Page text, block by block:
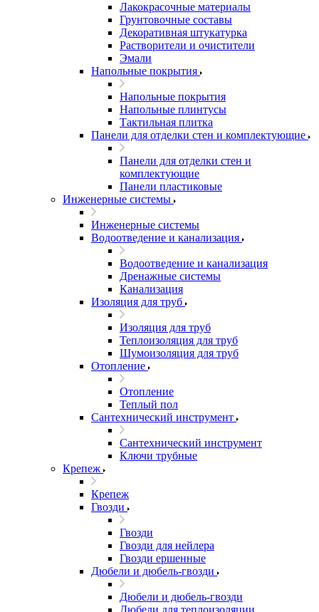
Лакокрасочные материалы
Грунтовочные составы
Декоративная штукатурка
Растворители и очистители
Эмали
Напольные покрытия
Напольные покрытия
Напольные плинтусы
Тактильная плитка
Панели для отделки стен и комплектующие
Панели для отделки стен и
комплектующие
Панели пластиковые
Инженерные системы
Инженерные системы
Водоотведение и канализация
Водоотведение и канализация
Дренажные системы
Канализация
Изоляция для труб
Изоляция для труб
Теплоизоляция для труб
Шумоизоляция для труб
Отопление
Отопление
Теплый пол
Сантехнический инструмент
Сантехнический инструмент
Ключи трубные
Крепеж
Крепеж
Гвозди
Гвозди
Гвозди для нейлера
Гвозди ершенные
Дюбели и дюбель-гвозди
Дюбели и дюбель-гвозди
Дюбели для теплоизоляции